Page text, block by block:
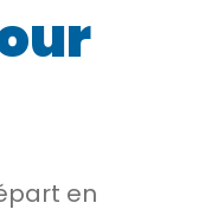
en